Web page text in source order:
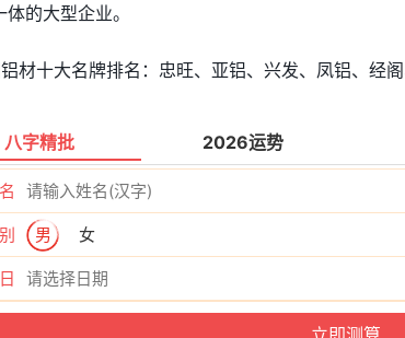
的大型企业。
材十大名牌排名：忠旺、亚铝、兴发、凤铝、经
八字精批 2026运势
男 女